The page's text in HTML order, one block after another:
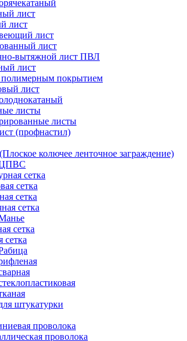
лист
лист
лист
лист
вытяжной лист ПВЛ
лист
полимерным покрытием
лист
листы
листы
(профнастил)
колючее ленточное заграждение)
ЦПВС
сетка
сетка
сетка
сетка
сетка
сетка
штукатурки
проволока
проволока